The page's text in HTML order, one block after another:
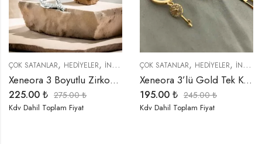
ÇOK SATANLAR, HEDIYELER, İNDIRIMLI ÜRÜNLER ,KÜPELER,ÖZEL SERİLER ,
Xeneora 3 Boyutlu Zirkon Taşlı Gümüş Renk Kalp Küpe
225.00 ₺ 275.00₺
Kdv Dahil Toplam Fiyat
ÇOK SATANLAR, HEDIYELER, İNDIRIMLI ÜRÜNLER
Xeneora 3’lü Gold Tek Kulak Küpe Seti
195.00 ₺ 245.00₺
Kdv Dahil Toplam Fiyat